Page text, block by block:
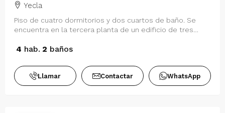
Yecla
Piso de cuatro dormitorios y dos cuartos de baño. Se
encuentra en la tercera planta de un edificio de tres
4 hab. 2 baños
Llamar Contactar WhatsApp